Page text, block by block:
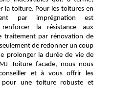
la toiture. Pour les toitures en
par imprégnation est
la résistance aux
traitement par rénovation de
de redonner un coup
prolonger la durée de vie de
Toiture facade, nous nous
et à vous offrir les
pour une toiture robuste et